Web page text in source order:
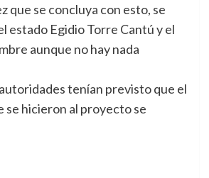
que se concluya con esto, se
estado Egidio Torre Cantú y el
aunque no hay nada
tenían previsto que el
se hicieron al proyecto se